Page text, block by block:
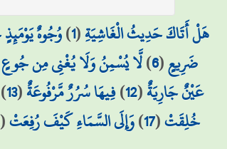
هَلْ أَتَاكَ حَدِيثُ الْغَاشِيَةِ(
1
)وُجُوهٌ
ضَرِيعٍ(
6
)لَّا يُسْمِنُ وَلَا يُغْنِي مِن جُوعٍ
عَيْنٌ جَارِيَةٌ(
12
)فِيهَا سُرُرٌ مَّرْفُوعَةٌ(
13
)
خُلِقَتْ(
17
)وَإِلَى السَّمَاءِ كَيْفَ رُفِعَتْ(